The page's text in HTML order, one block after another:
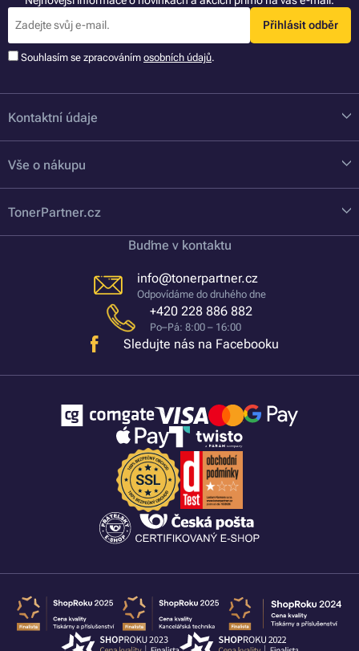
Přihlásit odběr
Souhlasím se zpracováním osobních údajů.
Kontaktní údaje
Vše o nákupu
TonerPartner.cz
Buďme v kontaktu
info@tonerpartner.cz
Odpovídáme do druhého dne
+420 228 886 882
Po–Pá: 8:00 – 16:00
Sledujte nás na Facebooku